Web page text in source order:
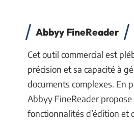
Abbyy FineReader
Cet outil commercial est
précision et sa capacité à
documents complexes. En
Abbyy FineReader propose
fonctionnalités d’édition et